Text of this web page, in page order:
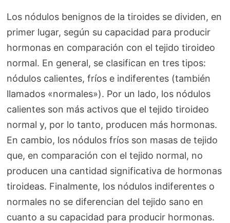
Los nódulos benignos de la tiroides se dividen, en
primer lugar, según su capacidad para producir
hormonas en comparación con el tejido tiroideo
normal. En general, se clasifican en tres tipos:
nódulos calientes, fríos e indiferentes (también
llamados «normales»). Por un lado, los nódulos
calientes son más activos que el tejido tiroideo
normal y, por lo tanto, producen más hormonas.
En cambio, los nódulos fríos son masas de tejido
que, en comparación con el tejido normal, no
producen una cantidad significativa de hormonas
tiroideas. Finalmente, los nódulos indiferentes o
normales no se diferencian del tejido sano en
cuanto a su capacidad para producir hormonas.